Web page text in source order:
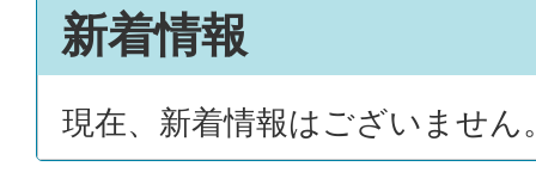
新着情報
現在、新着情報はございません